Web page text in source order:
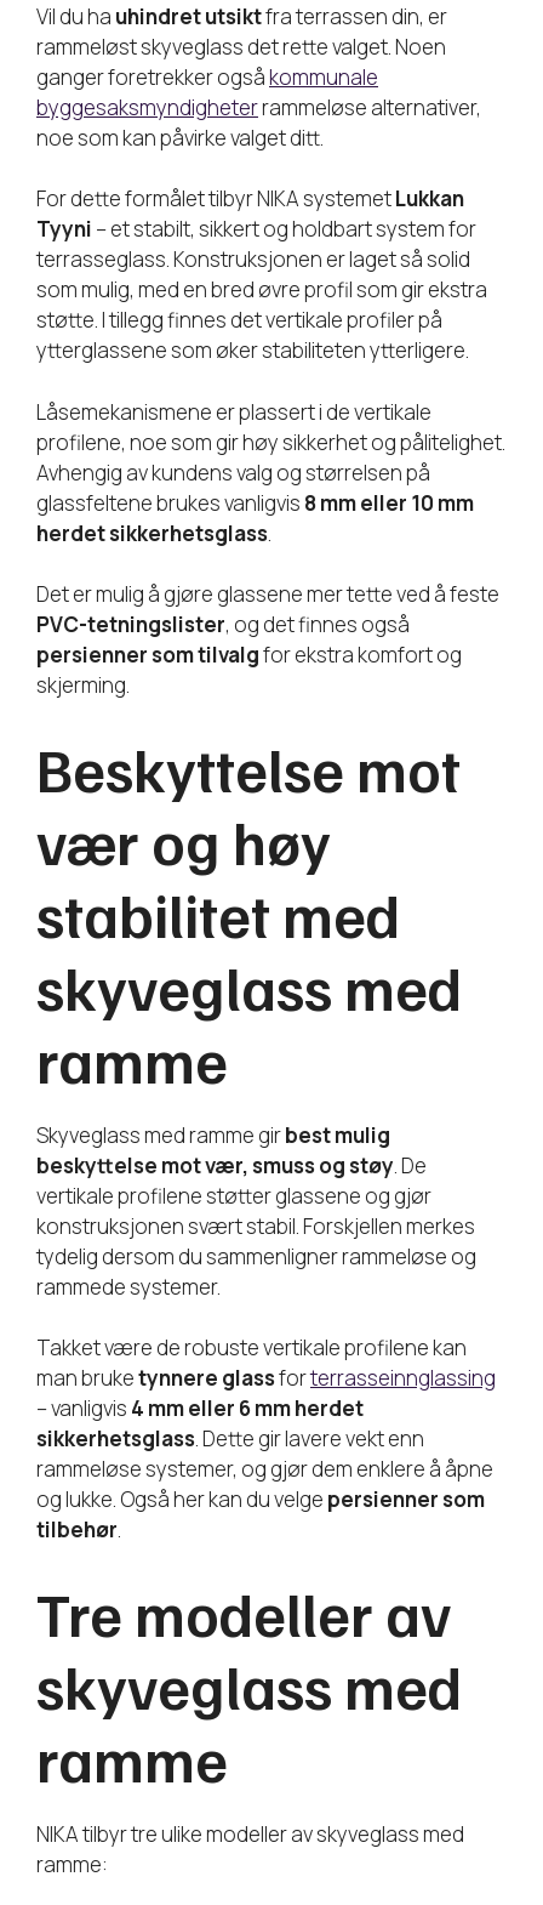
Vil du ha uhindret utsiktfra terrassen din, er
rammeløst skyveglass det rette valget. Noen
ganger foretrekker ogsåkommunale
byggesaksmyndigheterrammeløse alternativer,
noe som kan påvirke valget ditt.
For dette formålet tilbyr NIKA systemetLukkan
Tyyni – et stabilt, sikkert og holdbart system for
terrasseglass. Konstruksjonen er laget så solid
som mulig, med en bred øvre profil som gir ekstra
støtte. I tillegg finnes det vertikale profiler på
ytterglassene som øker stabiliteten ytterligere.
Låsemekanismene er plassert i de vertikale
profilene, noe som gir høy sikkerhet og pålitelighet.
Avhengig av kundens valg og størrelsen på
glassfeltene brukes vanligvis 8 mm eller 10 mm
herdet sikkerhetsglass
Det er mulig å gjøre glassene mer tette ved å feste
PVC-tetningslister, og det finnes også
persienner som tilvalgfor ekstra komfort og
skjerming.
Beskyttelse mot
vær og høy
stabilitet med
skyveglass med
ramme
Skyveglass med ramme girbest mulig
beskyttelse mot vær, smuss og støy . De
vertikale profilene støtter glassene og gjør
konstruksjonen svært stabil. Forskjellen merkes
tydelig dersom du sammenligner rammeløse og
rammede systemer.
Takket være de robuste vertikale profilene kan
man bruketynnere glassforterrasseinnglassing
– vanligvis 4 mm eller 6 mm herdet
sikkerhetsglass. Dette gir lavere vekt enn
rammeløse systemer, og gjør dem enklere å åpne
og lukke. Også her kan du velge persienner som
tilbehør.
Tre modeller av
skyveglass med
ramme
NIKA tilbyr tre ulike modeller av skyveglass med
ramme: